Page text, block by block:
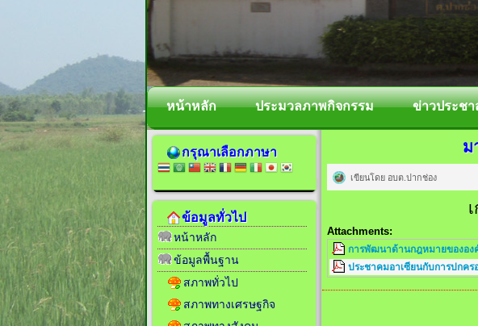
หน้าหลัก ประมวลภาพกิจกรรม ข่าวประช
ม
เขียนโดย อบต.ปากช่อง
Attachments:
การพัฒนาด้านกฎหมายขององ
ประชาคมอาเซียนกับการปกคร
กรุณาเลือกภาษา
ข้อมูลทั่วไป
หน้าหลัก
ข้อมูลพื้นฐาน
สภาพทั่วไป
สภาพทางเศรษฐกิจ